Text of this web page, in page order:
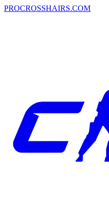
PROCROSSHAIRS.COM